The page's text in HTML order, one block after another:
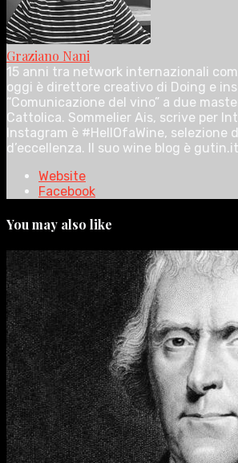
Graziano Nani
15 anni tra network internazionali
oggi è direttore creativo di Doing e
“Comunicazione del vino” a due
Cattolica. Sommelier Ais, scrive per
Instagram è #HellOfaWine, selezione
d’eccellenza. Il suo wine blog è gutin.it
Website
Facebook
You may also like